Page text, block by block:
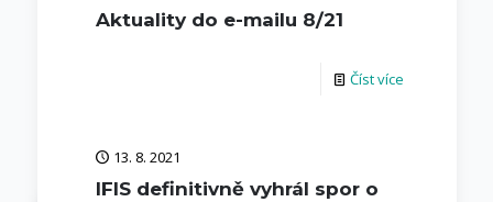
Aktuality do e-mailu 8/21
Číst více
13. 8. 2021
IFIS definitivně vyhrál spor o